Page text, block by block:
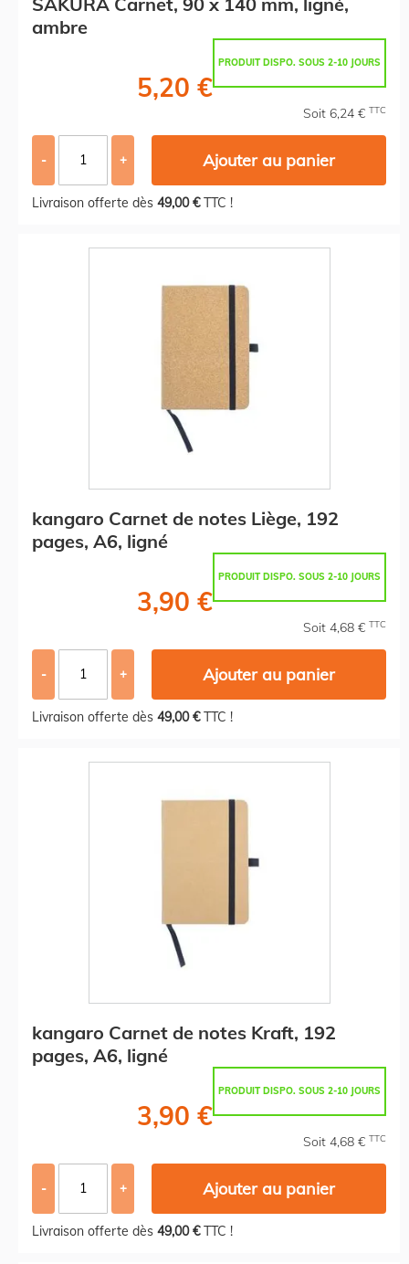
ambre
PRODUIT DISPO. SOUS 2-10 JOURS
5,20 €
Soit 6,24 € TTC
- + Ajouter au panier
Livraison offerte dès 49,00 €TTC !
kangaro Carnet de notes Liège, 192
pages, A6, ligné
PRODUIT DISPO. SOUS 2-10 JOURS
3,90 €
Soit 4,68 € TTC
- + Ajouter au panier
Livraison offerte dès 49,00 €TTC !
kangaro Carnet de notes Kraft, 192
pages, A6, ligné
PRODUIT DISPO. SOUS 2-10 JOURS
3,90 €
Soit 4,68 € TTC
- + Ajouter au panier
Livraison offerte dès 49,00 €TTC !